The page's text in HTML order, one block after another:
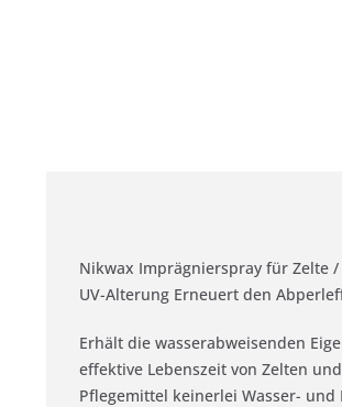
Nikwax Imprägnierspray für Zelte
UV-Alterung Erneuert den
Erhält die wasserabweisenden
effektive Lebenszeit von Zelten
Pflegemittel keinerlei Wasser- und